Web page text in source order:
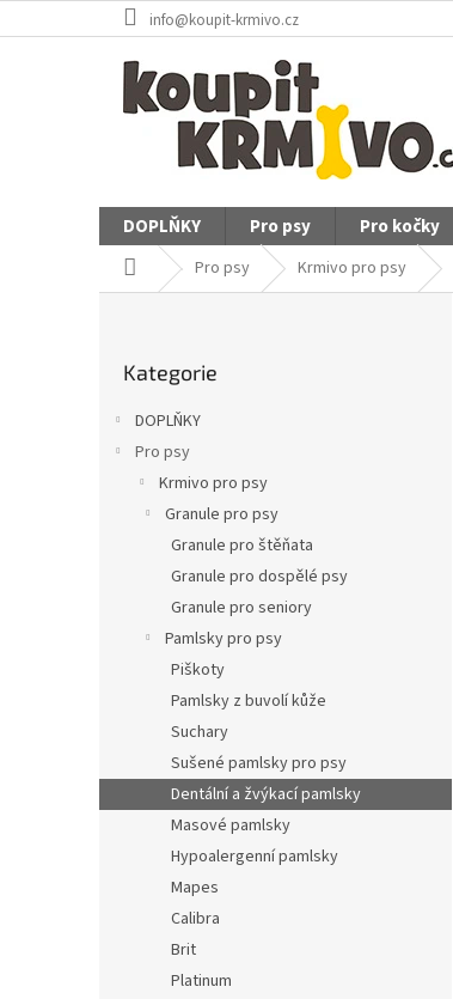
na
info@koupit-krmivo.cz
DOPLŇKY Pro psy Pro kočky
Domů Pro psy Krmivo pro psy
kategorie
Kategorie
DOPLŇKY
Pro psy
Krmivo pro psy
Granule pro psy
Granule pro štěňata
Granule pro dospělé psy
Granule pro seniory
Pamlsky pro psy
Piškoty
Pamlsky z buvolí kůže
Suchary
Sušené pamlsky pro psy
Dentální a žvýkací pamlsky
Masové pamlsky
Hypoalergenní pamlsky
Mapes
Calibra
Brit
Platinum